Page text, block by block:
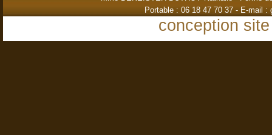
Portable : 06 18 47 70 37 - E-mail :
conception